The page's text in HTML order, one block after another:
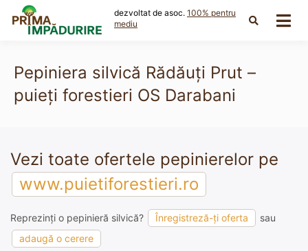
content
dezvoltat de asoc. 100% pentru
mediu
Pepiniera silvică Rădăuți Prut –
puieți forestieri OS Darabani
Vezi toate ofertele pepinierelor pe
www.puietiforestieri.ro
Reprezinți o pepinieră silvică? Înregistreză-ți oferta
sau
adaugă o cerere